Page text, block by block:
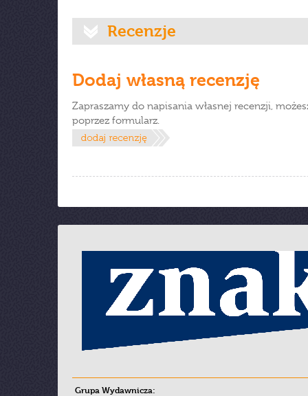
Recenzje
Dodaj własną recenzję
Zapraszamy do napisania własnej recenzji,
poprzez formularz.
Grupa Wydawnicza: